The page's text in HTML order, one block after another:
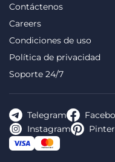
Contáctenos
Careers
Condiciones de uso
Política de privacidad
Soporte 24/7
Telegram
Instagram